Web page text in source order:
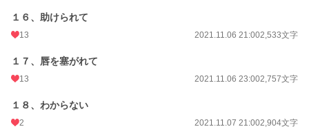
１６、助けられて
13 2021.11.06 21:002,533文字
１７、唇を塞がれて
13 2021.11.06 23:002,757文字
１８、わからない
2 2021.11.07 21:002,904文字